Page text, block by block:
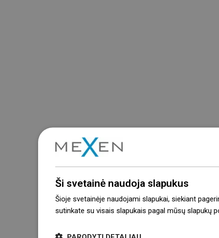
Ši svetainė naudoja slapukus
Šioje svetainėje naudojami slapukai, siekiant
sutinkate su visais slapukais pagal mūsų slapukų